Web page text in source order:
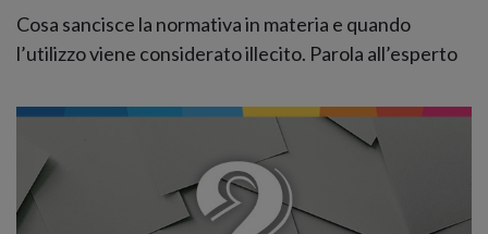
Cosa sancisce la normativa in materia e quando
l’utilizzo viene considerato illecito. Parola all’esperto